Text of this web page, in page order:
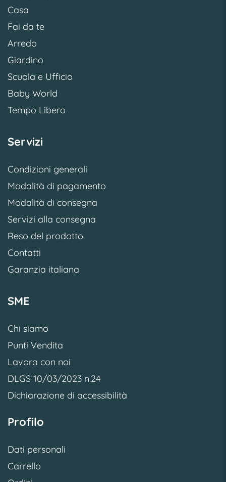
Casa
Fai da te
Arredo
Giardino
Scuola e Ufficio
Baby World
Tempo Libero
Servizi
Condizioni generali
Modalità di pagamento
Modalità di consegna
Servizi alla consegna
Reso del prodotto
Contatti
Garanzia italiana
SME
Chi siamo
Punti Vendita
Lavora con noi
DLGS 10/03/2023 n.24
Dichiarazione di accessibilità
Profilo
Dati personali
Carrello